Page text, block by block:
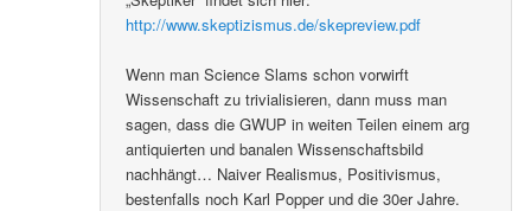
http://www.skeptizismus.de/skepreview.pdf
Wenn man Science Slams schon vorwirft
Wissenschaft zu trivialisieren, dann muss man
sagen, dass die GWUP in weiten Teilen einem arg
antiquierten und banalen Wissenschaftsbild
nachhängt… Naiver Realismus, Positivismus,
bestenfalls noch Karl Popper und die 30er Jahre.